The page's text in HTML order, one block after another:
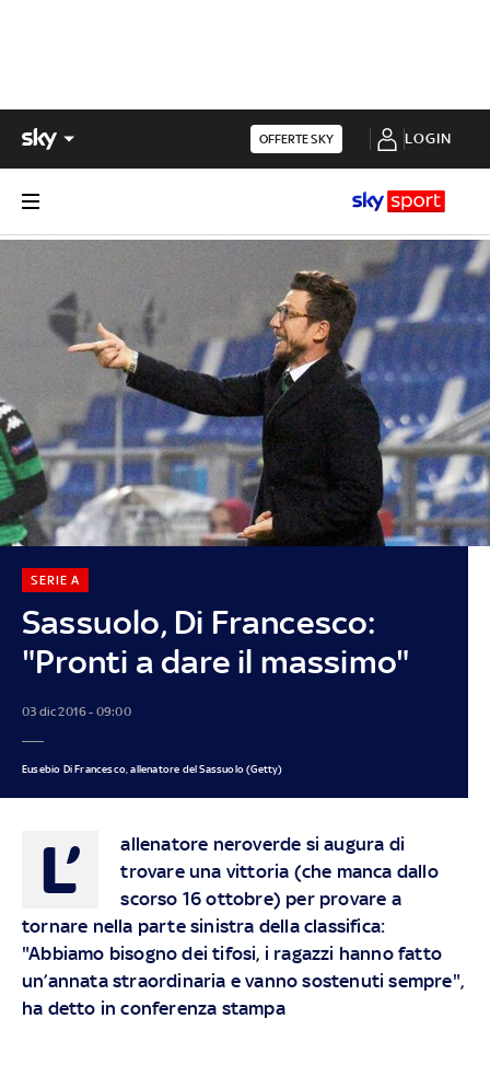
OFFERTE SKY LOGIN
Sassuolo, Di Francesco:
"Pronti a dare il massimo"
SERIE A
03 dic 2016 - 09:00
Eusebio Di Francesco, allenatore del Sassuolo (Getty)
L’
allenatore neroverde si augura di
trovare una vittoria (che manca dallo
scorso 16 ottobre) per provare a
tornare nella parte sinistra della classifica:
"Abbiamo bisogno dei tifosi, i ragazzi hanno fatto
un’annata straordinaria e vanno sostenuti sempre",
ha detto in conferenza stampa